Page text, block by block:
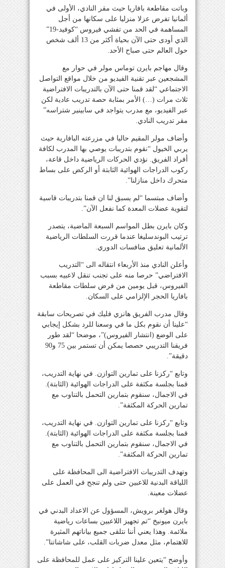
وباتت مقاطعة بافاريا حيث مقر النادي، الأولى في
ألمانيا تفرض عزلا منزليا على سكانها من أجل
المساهمة في الحد من تفشي فيروس “كوفيد-19”
الذي أودى حتى الآن بحياة أكثر من 13 ألف شخص
حول العالم حتى صباح الأحد.
وقال مهاجم بايرن توماس مولر في حوار مع
المشجعين عبر تقنية الفيديو من خلال مواقع التواصل
الاجتماعي “لقد قمنا حتى الآن بالتدريبات الافتراضية
ثلاث مرات (…) الأمر بمثابة حصة تدريب عادية لكن
عبر الفيديو، مع مدرب يتواجد في سابينير شتراسه”
مقر تدريب النادي.
وأضاف مولر المقيم حاليا في مزرعته البافارية حيث
يربي الخيول “نقوم بتدريبات يوصي بها المدرب لكافة
أفراد الفريق. نؤدي الحركات الرياضية داخل قاعة،
ركوب الدراجات الهوائية الثابتة أو الركض على بساط
متحرك داخل منازلنا”.
وأضاف مبتسما “لم يسبق لنا ان قمنا بتدريبات قاسية
لتقوية عضلات المعدة كما نفعل الآن”.
وكان بايرن بطل المواسم السبعة الماضية، يتصدر
ترتيب البوندسليغا عندما قررت السلطات الرياضية
الألمانية تعليق منافسات الدوري.
وأعلن النادي منذ الأربعاء انتقاله الى “التدريب
الافتراضي” حرصا منه على تجنب تنقل لاعبيه بسبب
الفيروس، قبل يومين من فرض سلطات مقاطعة
بافاريا الحجر الإلزامي على السكان.
وقال مدرب الفريق هانزي فليك في تصريحات سابقة
“علينا أن نقوم بكل ما في وسعنا للرد بشكل إيجابي
على الوضع (انتشار الفيروس)”، موضحا “لقد طور
فريقنا التدريبي حصصا يمكن أن تستمر بين 75 و90
دقيقة”.
وتابع “ركزنا على تمارين التوازن. في نهاية التدريب،
قمنا بجلسة مكثفة على الدراجات الهوائية (الثابتة).
في الاجمال، سنقوم بتمارين التحمل بالتناوب مع
تمارين الحركة المكثفة”.
وتابع “ركزنا على تمارين التوازن. في نهاية التدريب،
قمنا بجلسة مكثفة على الدراجات الهوائية (الثابتة).
في الاجمال، سنقوم بتمارين التحمل بالتناوب مع
تمارين الحركة المكثفة”.
وتهدف التدريبات الافتراضية الى المحافظة على
اللياقة البدنية للاعبين حتى ولم تنجح في العمل على
عضلات معينة.
وقال هولغر برويش، المسؤول عن الاعداد البدني في
بايرن ميونيخ “تم تجهيز اللاعبين بساعات رياضية
ملائمة. وهذا يعني أننا نتلقى جميع بياناتهم المثيرة
للاهتمام، مثل معدل ضربات القلب، على شاشاتنا”.
وأوضح “يتعين علينا التركيز على عمل للمحافظة على